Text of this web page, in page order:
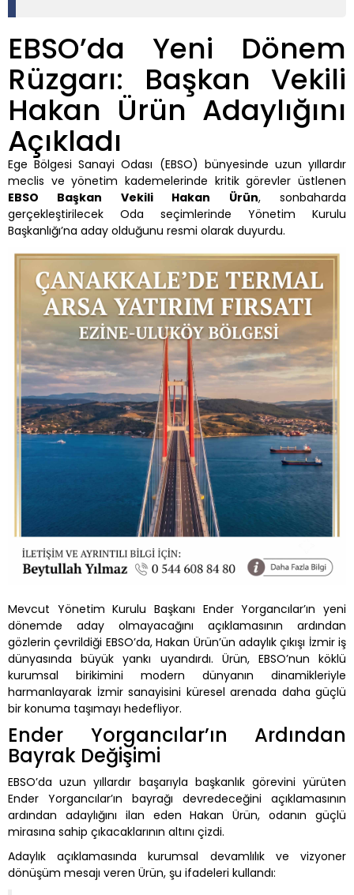
EBSO’da Yeni Dönem
Rüzgarı: Başkan Vekili
Hakan Ürün Adaylığını
Açıkladı
Ege Bölgesi Sanayi Odası (EBSO) bünyesinde uzun yıllardır
meclis ve yönetim kademelerinde kritik görevler üstlenen
EBSO Başkan Vekili Hakan Ürün, sonbaharda
gerçekleştirilecek Oda seçimlerinde Yönetim Kurulu
Başkanlığı’na aday olduğunu resmi olarak duyurdu.
Mevcut Yönetim Kurulu Başkanı Ender Yorgancılar’ın yeni
dönemde aday olmayacağını açıklamasının ardından
gözlerin çevrildiği EBSO’da, Hakan Ürün’ün adaylık çıkışı İzmir iş
dünyasında büyük yankı uyandırdı. Ürün, EBSO’nun köklü
kurumsal birikimini modern dünyanın dinamikleriyle
harmanlayarak İzmir sanayisini küresel arenada daha güçlü
bir konuma taşımayı hedefliyor.
Ender Yorgancılar’ın Ardından
Bayrak Değişimi
EBSO’da uzun yıllardır başarıyla başkanlık görevini yürüten
Ender Yorgancılar’ın bayrağı devredeceğini açıklamasının
ardından adaylığını ilan eden Hakan Ürün, odanın güçlü
mirasına sahip çıkacaklarının altını çizdi.
Adaylık açıklamasında kurumsal devamlılık ve vizyoner
dönüşüm mesajı veren Ürün, şu ifadeleri kullandı: